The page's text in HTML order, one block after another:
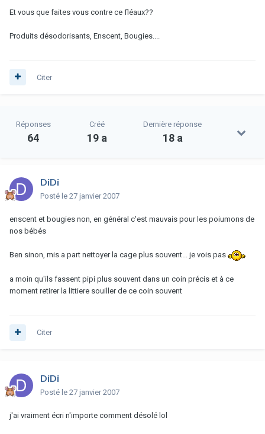
Et vous que faites vous contre ce fléaux??
Produits désodorisants, Enscent, Bougies....
Citer
Réponses
64
Créé
19 a
Dernière réponse
18 a
DiDi
Posté le 27 janvier 2007
enscent et bougies non, en général c'est mauvais pour les poiumons de
nos bébés
Ben sinon, mis a part nettoyer la cage plus souvent... je vois pas
a moin qu'ils fassent pipi plus souvent dans un coin précis et à ce
moment retirer la littiere souiller de ce coin souvent
Citer
DiDi
Posté le 27 janvier 2007
j'ai vraiment écri n'importe comment désolé lol